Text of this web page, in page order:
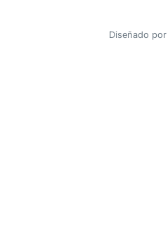
Diseñado por